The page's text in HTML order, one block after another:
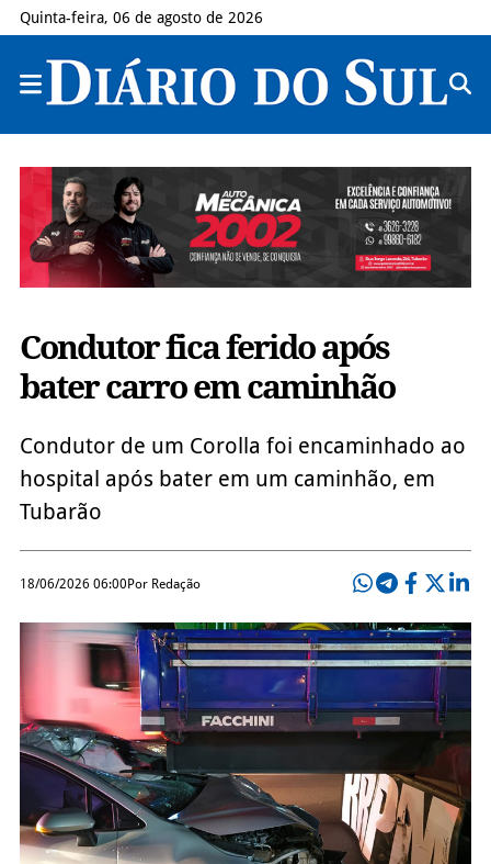
Quinta-feira, 06 de agosto de 2026
Condutor fica ferido após
bater carro em caminhão
Condutor de um Corolla foi encaminhado ao
hospital após bater em um caminhão, em
Tubarão
18/06/2026 06:00Por Redação